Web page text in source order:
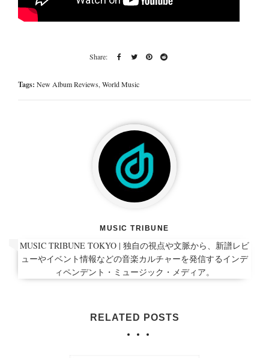
Tags: New Album Reviews,World Music
MUSIC TRIBUNE
MUSIC TRIBUNE TOKYO | 独自の視点や文脈から、新譜レビ
ューやイベント情報などの音楽カルチャーを発信するインデ
ィペンデント・ミュージック・メディア。
RELATED POSTS